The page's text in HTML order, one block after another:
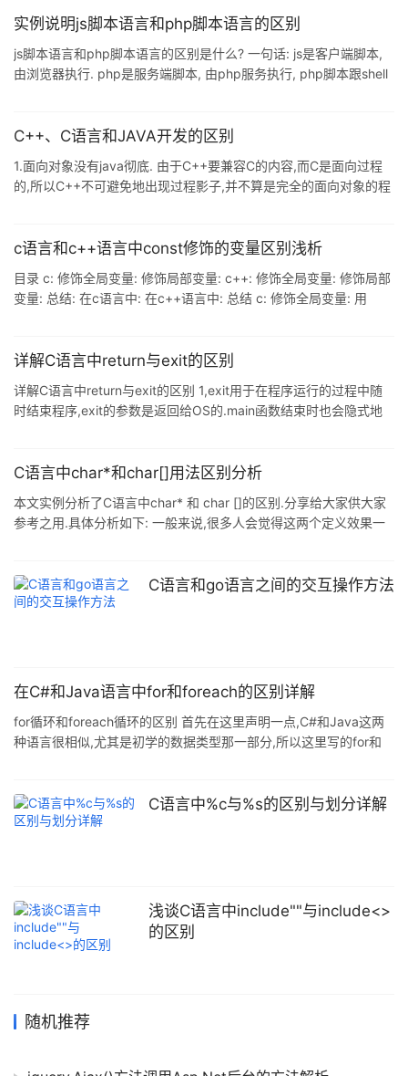
关键字,而C++有63个关键字.另外在C语言中struct关键字定义的变
源文件的后缀名是.c,C++源文件后缀名是.cpp (4)函数返回值不同
C语言中如果一个函数没有指
实例说明js脚本语言和php脚本语言的区别
js脚本语言和php脚本语言的区别是什么? 一句话: js是客户端脚本,
由浏览器执行. php是服务端脚本, 由php服务执行, php脚本跟shell
test.html文件, 结果就有一个弹框了, 因为浏览器执行了上述js脚本.
C++、C语言和JAVA开发的区别
1.面向对象没有java彻底. 由于C++要兼容C的内容,而C是面向过程
的,所以C++不可避免地出现过程影子,并不算是完全的面向对象的程
差异,所以或多或少存 在不兼容.而且各个软件平台的C++启动代码和
里出来就是为了跨平台执行的,不采 用二进制机器码作为最终代码,所
以在移植方面较好.
c语言和c++语言中const修饰的变量区别浅析
目录 c: 修饰全局变量: 修饰局部变量: c++: 修饰全局变量: 修饰局部
变量: 总结: 在c语言中: 在c++语言中: 总结 c: 修饰全局变量: 用
局变量,那么就会储存到常量区中,收到常量区的保护.) 修饰局部变量:
是是可以间接修改的. int main() { const int b
详解C语言中return与exit的区别
详解C语言中return与exit的区别 1,exit用于在程序运行的过程中随
时结束程序,exit的参数是返回给OS的.main函数结束时也会隐式地
流并且关闭通过标准I/O函数tmpfile()创建的临时文件.exit是结束一
return是返回函数值并退出函数 2,return是语言级别的,它
C语言中char*和char[]用法区别分析
本文实例分析了C语言中char* 和 char []的区别.分享给大家供大家
参考之用.具体分析如下: 一般来说,很多人会觉得这两个定义效果一
单元,并不知道这个内存单元有多大,所以: 当char *s = "hello";后,不
能使用s[0]='a':语句进行赋值.这是将提示内存不能为"written". 当用
C语言和go语言之间的交互操作方法
在C#和Java语言中for和foreach的区别详解
for循环和foreach循环的区别 首先在这里声明一点,C#和Java这两
种语言很相似,尤其是初学的数据类型那一部分,所以这里写的for和
直接上代码: //c# //先创建一个数组 int[] arr = new int[3] {99, 11,
22}; //利用for循环打印(可以创建一个变量 i;判断这个i是否小于数组
C语言中%c与%s的区别与划分详解
浅谈C语言中include""与include<>
的区别
随机推荐